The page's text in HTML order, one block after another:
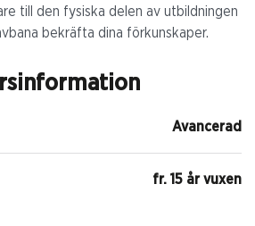
till den fysiska delen av utbildningen
bekräfta dina förkunskaper.
Avancerad
fr. 15 år vuxen